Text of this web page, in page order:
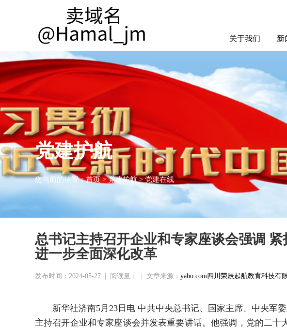
关于我们 新
辰起
有限
党建护航
您当前的位置：首页>党建护航>党建在线
总书记主持召开企业和专家座谈会强调
进一步全面深化改革
发布时间：2024-05-27 阅读量： 文章来源： yabo.com四川荣辰起航教育科技有
新华社济南5月23日电 中共中央总书记、国家主席、中央军
主持召开企业和专家座谈会并发表重要讲话。他强调，党的二十